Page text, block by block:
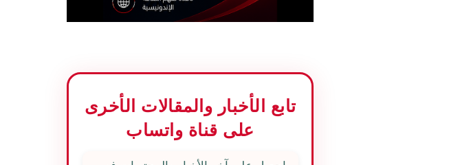
تابع الأخبار والمقالات الأخرى
على قناة واتساب